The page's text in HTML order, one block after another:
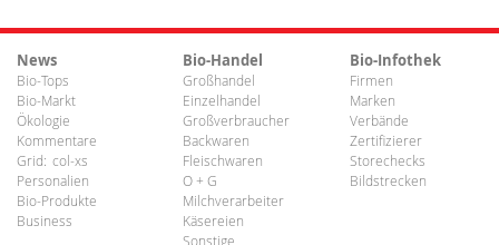
News
Bio-Tops
Bio-Markt
Ökologie
Kommentare
Grid: col-xs
Personalien
Bio-Produkte
Business
Bio-Handel
Großhandel
Einzelhandel
Großverbraucher
Backwaren
Fleischwaren
O + G
Milchverarbeiter
Käsereien
Sonstige
Bio-Infothek
Firmen
Marken
Verbände
Zertifizierer
Storechecks
Bildstrecken